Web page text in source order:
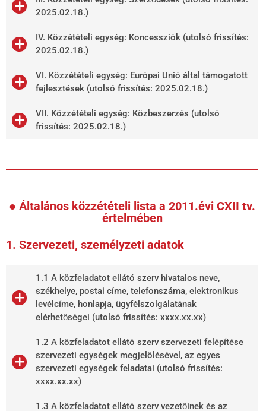
2025.02.18.)
IV. Közzétételi egység: Koncessziók (utolsó frissítés:
2025.02.18.)
VI. Közzétételi egység: Európai Unió által támogatott
fejlesztések (utolsó frissítés: 2025.02.18.)
VII. Közzétételi egység: Közbeszerzés (utolsó
frissítés: 2025.02.18.)
● Általános közzétételi lista a 2011.évi CXII tv.
értelmében
1. Szervezeti, személyzeti adatok
1.1 A közfeladatot ellátó szerv hivatalos neve,
székhelye, postai címe, telefonszáma, elektronikus
levélcíme, honlapja, ügyfélszolgálatának
elérhetőségei (utolsó frissítés: xxxx.xx.xx)
1.2 A közfeladatot ellátó szerv szervezeti felépítése
szervezeti egységek megjelölésével, az egyes
szervezeti egységek feladatai (utolsó frissítés:
xxxx.xx.xx)
1.3 A közfeladatot ellátó szerv vezetőinek és az